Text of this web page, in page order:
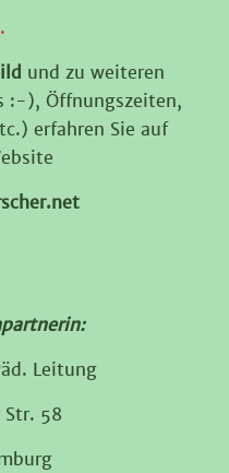
und zu weiteren
:-), Öffnungszeiten,
erfahren Sie auf
Leitung
Str. 58